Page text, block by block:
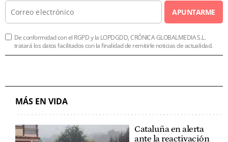
APUNTARME
De conformidad con el RGPD y la LOPDGDD, CRÓNICA GLOBALMEDIA S.L.
tratará los datos facilitados con la finalidad de remitirle noticias de actualidad.
MÁS EN VIDA
Cataluña en alerta
ante la reactivación